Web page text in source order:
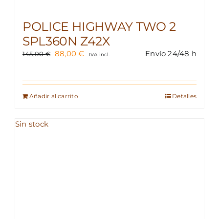
POLICE HIGHWAY TWO 2
SPL360N Z42X
145,00€ El
era:
145,00 €.
88,00€ El
es:
IVA incl. Envío 24/48 h
Añadir al carrito Detalles
Sin stock